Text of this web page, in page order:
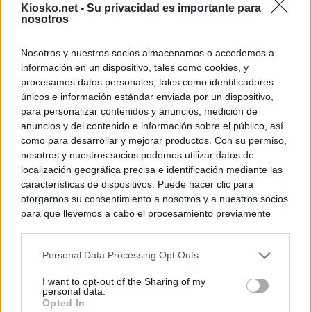
Kiosko.net - Su privacidad es importante para
nosotros
Nosotros y nuestros socios almacenamos o accedemos a
información en un dispositivo, tales como cookies, y
procesamos datos personales, tales como identificadores
únicos e información estándar enviada por un dispositivo,
para personalizar contenidos y anuncios, medición de
anuncios y del contenido e información sobre el público, así
como para desarrollar y mejorar productos. Con su permiso,
nosotros y nuestros socios podemos utilizar datos de
localización geográfica precisa e identificación mediante las
características de dispositivos. Puede hacer clic para
otorgarnos su consentimiento a nosotros y a nuestros socios
para que llevemos a cabo el procesamiento previamente
negar su consentimiento. Tenga en cuenta que algún
de su consentimiento, pero usted tiene el derecho de
rechazar tal procesamiento. Sus preferencias se aplicarán
Personal Data Processing Opt Outs
I want to opt-out of the Sharing of my
personal data.
Opted In